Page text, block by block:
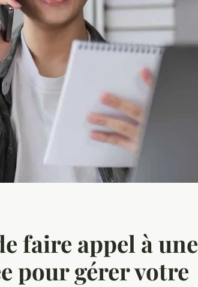
faire appel à une
pour gérer votre